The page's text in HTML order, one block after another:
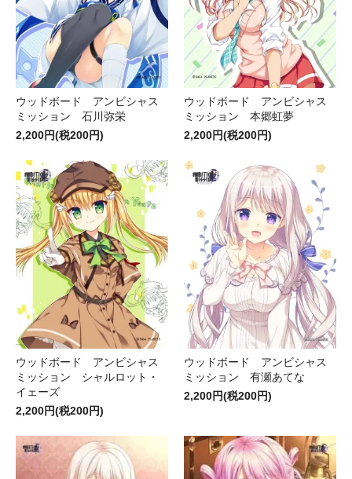
ウッドボード アンビシャス
ミッション 石川弥栄
2,200円(税200円)
ウッドボード アンビシャス
ミッション 本郷虹夢
2,200円(税200円)
ウッドボード アンビシャス
ミッション シャルロット・
イェーズ
2,200円(税200円)
ウッドボード アンビシャス
ミッション 有瀬あてな
2,200円(税200円)